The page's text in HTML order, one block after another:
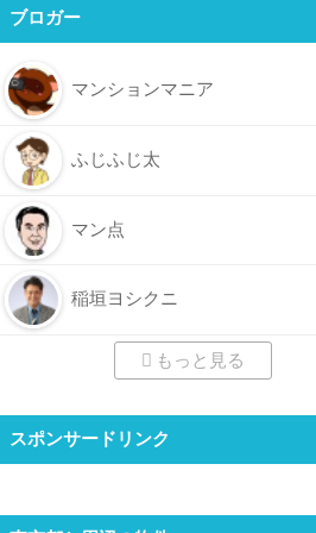
ブロガー
マンションマニア
ふじふじ太
マン点
稲垣ヨシクニ
もっと見る
スポンサードリンク